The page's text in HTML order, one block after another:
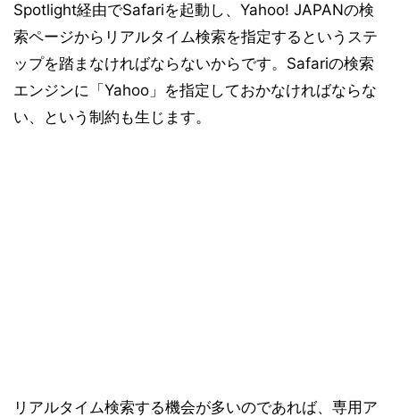
Spotlight経由でSafariを起動し、Yahoo! JAPANの検
索ページからリアルタイム検索を指定するというステ
ップを踏まなければならないからです。Safariの検索
エンジンに「Yahoo」を指定しておかなければならな
い、という制約も生じます。
リアルタイム検索する機会が多いのであれば、専用ア